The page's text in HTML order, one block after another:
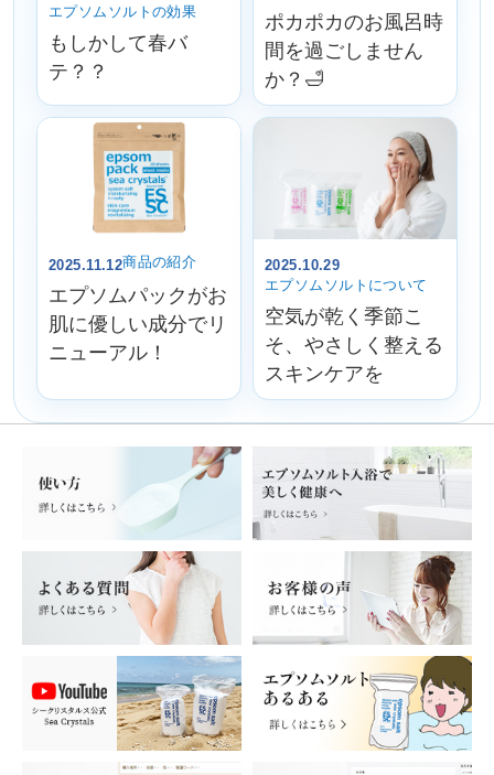
エプソムソルトの効果
もしかして春バ
テ？？
ポカポカのお風呂時
間を過ごしません
か？🛁
2025.11.12商品の紹介
エプソムパックがお
肌に優しい成分でリ
ニューアル！
2025.10.29
エプソムソルトについて
空気が乾く季節こ
そ、やさしく整える
スキンケアを